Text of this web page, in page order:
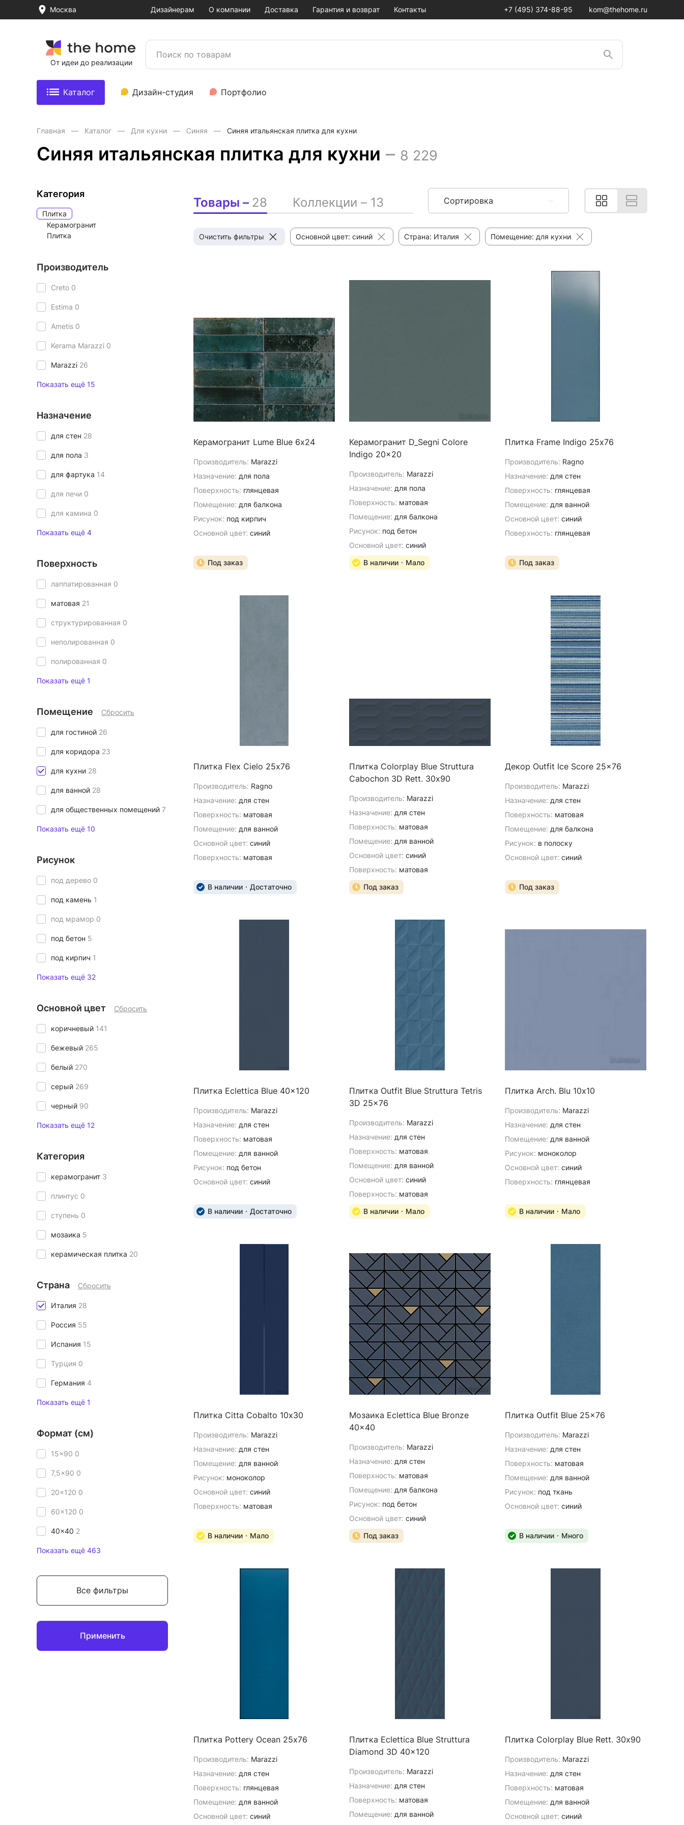
Москва Дизайнерам О компании Доставка Гарантия и возврат Контакты +7 (495) 374-88-95 kom@thehome.ru
От идеи до реализации
Каталог Дизайн-студия Портфолио
Главная Каталог Для кухни Синяя Синяя итальянская плитка для кухни
Синяя итальянская плитка для кухни – 8 229
Категория
Плитка
Керамогранит
Плитка
Производитель
Creto 0
Estima 0
Ametis 0
Kerama Marazzi 0
Marazzi 26
Показать ещё 15
Назначение
для стен 28
для пола 3
для фартука 14
для печи 0
для камина 0
Показать ещё 4
Поверхность
лаппатированная 0
матовая 21
структурированная 0
неполированная 0
полированная 0
Показать ещё 1
Помещение Сбросить
для гостиной 26
для коридора 23
для кухни 28
для ванной 28
для общественных помещений 7
Показать ещё 10
Рисунок
под дерево 0
под камень 1
под мрамор 0
под бетон 5
под кирпич 1
Показать ещё 32
Основной цвет Сбросить
коричневый 141
бежевый 265
белый 270
серый 269
черный 90
Показать ещё 12
Категория
керамогранит 3
плинтус 0
ступень 0
мозаика 5
керамическая плитка 20
Страна Сбросить
Италия 28
Россия 55
Испания 15
Турция 0
Германия 4
Показать ещё 1
Формат (см)
15x90 0
7,5x90 0
20x120 0
60x120 0
40x40 2
Показать ещё 463
Все фильтры
Применить
Товары – 28 Коллекции – 13 Сортировка
Очистить фильтры Основной цвет: синий Страна: Италия Помещение: для кухни
Керамогранит Lume Blue 6х24
Производитель: Marazzi
Назначение: для пола
Поверхность: глянцевая
Помещение: для балкона
Рисунок: под кирпич
Основной цвет: синий
Под заказ
Керамогранит D_Segni Colore
Indigo 20x20
Производитель: Marazzi
Назначение: для пола
Поверхность: матовая
Помещение: для балкона
Рисунок: под бетон
Основной цвет: синий
В наличии
Мало
Плитка Frame Indigo 25х76
Производитель: Ragno
Назначение: для стен
Поверхность: глянцевая
Помещение: для ванной
Основной цвет: синий
Поверхность: глянцевая
Под заказ
Плитка Flex Cielo 25х76
Производитель: Ragno
Назначение: для стен
Поверхность: матовая
Помещение: для ванной
Основной цвет: синий
Поверхность: матовая
В наличии Достаточно
Плитка Colorplay Blue Struttura
Cabochon 3D Rett. 30х90
Производитель: Marazzi
Назначение: для стен
Поверхность: матовая
Помещение: для ванной
Основной цвет: синий
Поверхность: матовая
Под заказ
Декор Outfit Ice Score 25x76
Производитель: Marazzi
Назначение: для стен
Поверхность: матовая
Помещение: для балкона
Рисунок: в полоску
Основной цвет: синий
Под заказ
Плитка Eclettica Blue 40x120
Производитель: Marazzi
Назначение: для стен
Поверхность: матовая
Помещение: для ванной
Рисунок: под бетон
Основной цвет: синий
В наличии Достаточно
Плитка Outfit Blue Struttura Tetris
3D 25x76
Производитель: Marazzi
Назначение: для стен
Поверхность: матовая
Помещение: для ванной
Основной цвет: синий
Поверхность: матовая
В наличии
Мало
Плитка Arch. Blu 10х10
Производитель: Marazzi
Назначение: для стен
Помещение: для ванной
Рисунок: моноколор
Основной цвет: синий
Поверхность: глянцевая
В наличии Мало
Плитка Citta Cobalto 10х30
Производитель: Marazzi
Назначение: для стен
Помещение: для ванной
Рисунок: моноколор
Основной цвет: синий
Поверхность: матовая
В наличии Мало
Мозаика Eclettica Blue Bronze
40x40
Производитель: Marazzi
Назначение: для стен
Поверхность: матовая
Помещение: для балкона
Рисунок: под бетон
Основной цвет: синий
Под заказ
Плитка Outfit Blue 25x76
Производитель: Marazzi
Назначение: для стен
Поверхность: матовая
Помещение: для ванной
Рисунок: под ткань
Основной цвет: синий
В наличии Много
Плитка Pottery Ocean 25х76
Производитель: Marazzi
Назначение: для стен
Поверхность: глянцевая
Помещение: для ванной
Основной цвет: синий
Плитка Eclettica Blue Struttura
Diamond 3D 40x120
Производитель: Marazzi
Назначение: для стен
Поверхность: матовая
Помещение: для ванной
Плитка Colorplay Blue Rett. 30х90
Производитель: Marazzi
Назначение: для стен
Поверхность: матовая
Помещение: для ванной
Основной цвет: синий